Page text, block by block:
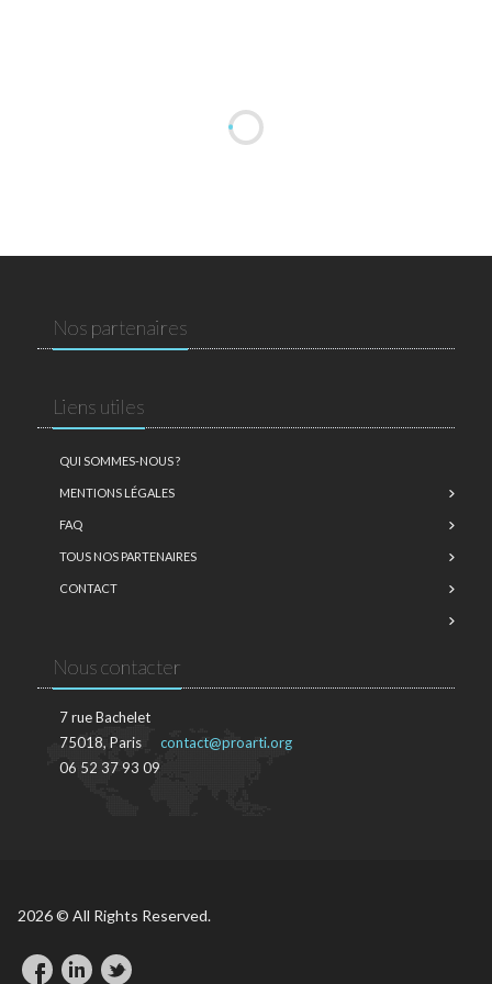
Nos partenaires
Liens utiles
QUI SOMMES-NOUS ?
MENTIONS LÉGALES
FAQ
TOUS NOS PARTENAIRES
CONTACT
Nous contacter
7 rue Bachelet
75018, Paris
06 52 37 93 09
contact@proarti.org
2026 © All Rights Reserved.